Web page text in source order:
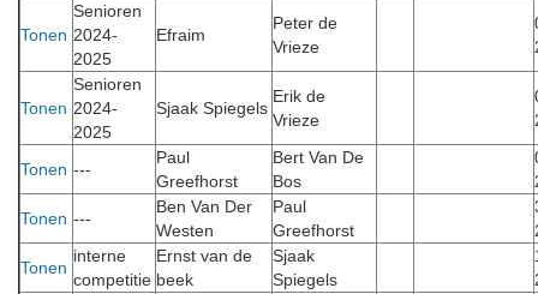
Tonen
Senioren
2024-
2025
Efraim
Peter de
Vrieze
Tonen
Senioren
2024-
2025
Sjaak Spiegels
Erik de
Vrieze
Tonen ---
Paul
Greefhorst
Bert Van De
Bos
Tonen ---
Ben Van Der
Westen
Paul
Greefhorst
Tonen
interne
competitie
Ernst van de
beek
Sjaak
Spiegels